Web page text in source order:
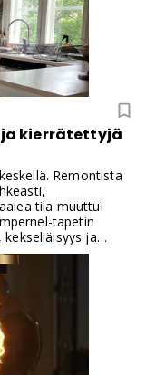
kierrätettyjä
Remontista
tila muuttui
tapetin
ja
vanhasta
tekevät tilasta